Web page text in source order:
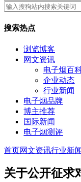
搜索热点
浏览博客
网文资讯
电子烟百
企业动态
行业新闻
电子烟品牌
博主推荐
国际新闻
电子烟测评
首页网文资讯行业新闻
关于公开征求